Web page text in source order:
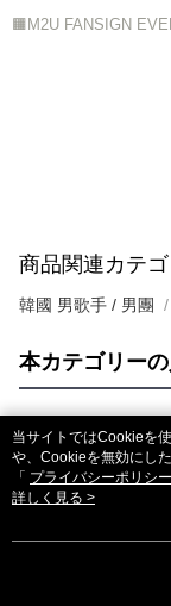
🟧M2U FANSIGN
商品関連カテゴ
韓國 男歌手 / 男團
本カテゴリー
人気タグ
当サイトではCookieを
や、Cookieを無効にし
「 プライバシーポリシー
が、当サイトを引き続
詳しく見る >